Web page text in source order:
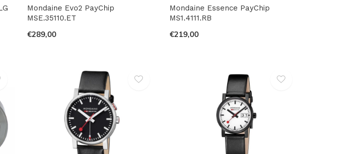
Mondaine Evo2 PayChip
MSE.35110.ET
€289,00
Mondaine Essence PayChip
MS1.4111.RB
€219,00